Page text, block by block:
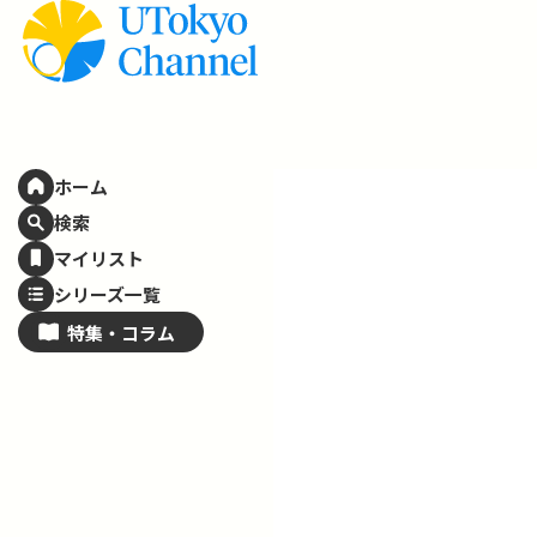
ホーム
検索
マイリスト
シリーズ一覧
特集・ コラム